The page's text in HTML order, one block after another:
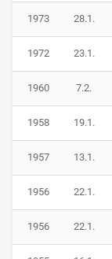
1973 28.1.
1972 23.1.
1960 7.2.
1958 19.1.
1957 13.1.
1956 22.1.
1956 22.1.